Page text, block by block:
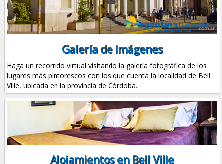
Galería de Imágenes
Haga un recorrido virtual visitando la galería fotográfica de los
lugares más pintorescos con los que cuenta la localidad de Bell
Ville, ubicada en la provincia de Córdoba.
Alojamientos en Bell Ville